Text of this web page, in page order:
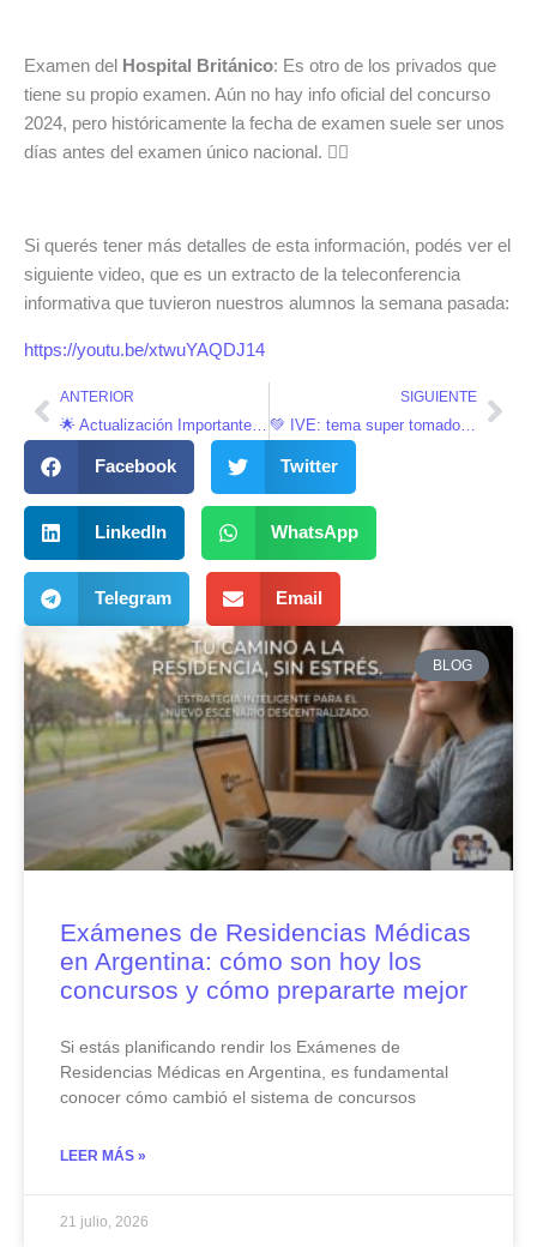
Examen del Hospital Británico: Es otro de los privados que
tiene su propio examen. Aún no hay info oficial del concurso
2024, pero históricamente la fecha de examen suele ser unos
días antes del examen único nacional. 🤷‍♀️
Si querés tener más detalles de esta información, podés ver el
siguiente video, que es un extracto de la teleconferencia
informativa que tuvieron nuestros alumnos la semana pasada:
https://youtu.be/xtwuYAQDJ14
AntANTERIOR SIGUIENTE
💚 IVE: tema super tomado en el examen. ¿Sabés qué es? 🙋‍♂️🙋‍♀️
Facebook Twitter
LinkedIn WhatsApp
Telegram Email
BLOG
Exámenes de Residencias Médicas
en Argentina: cómo son hoy los
concursos y cómo prepararte mejor
Si estás planificando rendir los Exámenes de
Residencias Médicas en Argentina, es fundamental
conocer cómo cambió el sistema de concursos
LEER MÁS »
21 julio, 2026